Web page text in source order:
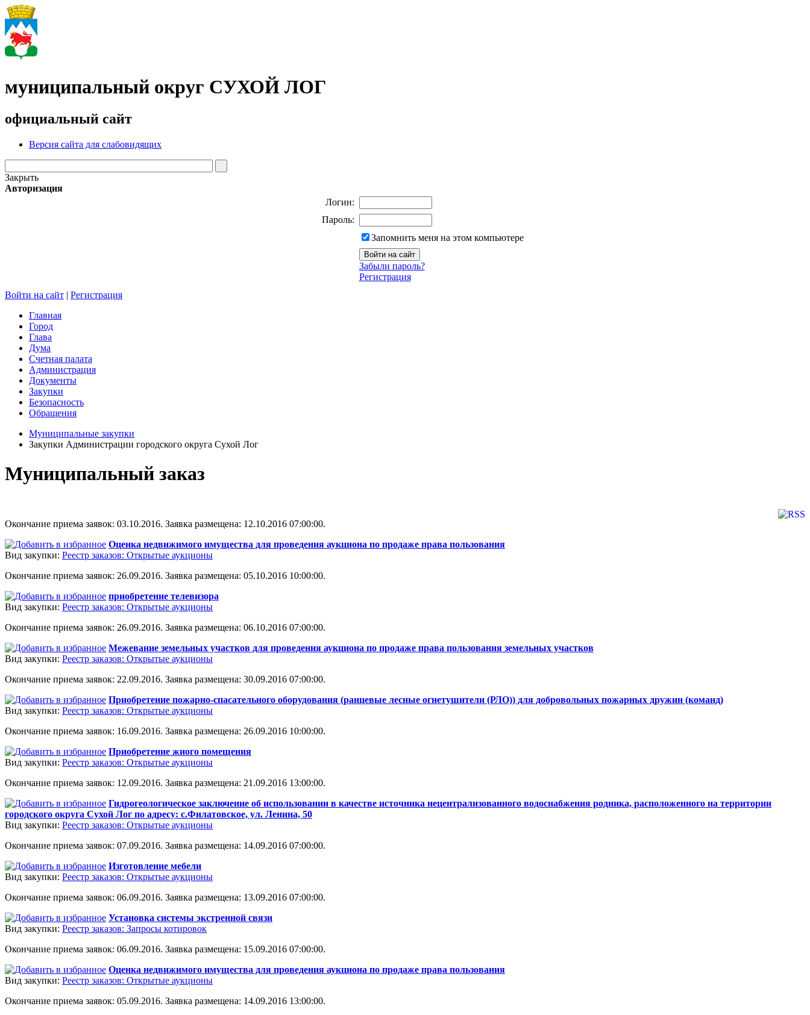
муниципальный округ СУХОЙ ЛОГ
официальный сайт
Версия сайта для слабовидящих
Закрыть
Авторизация
Логин:
Пароль:
Запомнить меня на этом компьютере
Забыли пароль?
Регистрация
Войти на сайт | Регистрация
Главная
Город
Глава
Дума
Счетная палата
Администрация
Документы
Закупки
Безопасность
Обращения
Муниципальные закупки
Закупки Администрации городского округа Сухой Лог
Муниципальный заказ
Окончание приема заявок: 03.10.2016. Заявка размещена: 12.10.2016 07:00:00.
Оценка недвижимого имущества для проведения аукциона по продаже права пользования
Вид закупки: Реестр заказов: Открытые аукционы
Окончание приема заявок: 26.09.2016. Заявка размещена: 05.10.2016 10:00:00.
приобретение телевизора
Вид закупки: Реестр заказов: Открытые аукционы
Окончание приема заявок: 26.09.2016. Заявка размещена: 06.10.2016 07:00:00.
Межевание земельных участков для проведения аукциона по продаже права пользования земельных участков
Вид закупки: Реестр заказов: Открытые аукционы
Окончание приема заявок: 22.09.2016. Заявка размещена: 30.09.2016 07:00:00.
Приобретение пожарно-спасательного оборудования (ранцевые лесные огнетушители (РЛО)) для добровольных пожарных дружин (команд)
Вид закупки: Реестр заказов: Открытые аукционы
Окончание приема заявок: 16.09.2016. Заявка размещена: 26.09.2016 10:00:00.
Приобретение жиого помещения
Вид закупки: Реестр заказов: Открытые аукционы
Окончание приема заявок: 12.09.2016. Заявка размещена: 21.09.2016 13:00:00.
Гидрогеологическое заключение об использовании в качестве источника нецентрализованного водоснабжения родника, расположенного на территории
городского округа Сухой Лог по адресу: с.Филатовское, ул. Ленина, 50
Вид закупки: Реестр заказов: Открытые аукционы
Окончание приема заявок: 07.09.2016. Заявка размещена: 14.09.2016 07:00:00.
Изготовление мебели
Вид закупки: Реестр заказов: Открытые аукционы
Окончание приема заявок: 06.09.2016. Заявка размещена: 13.09.2016 07:00:00.
Установка системы экстренной связи
Вид закупки: Реестр заказов: Запросы котировок
Окончание приема заявок: 06.09.2016. Заявка размещена: 15.09.2016 07:00:00.
Оценка недвижимого имущества для проведения аукциона по продаже права пользования
Вид закупки: Реестр заказов: Открытые аукционы
Окончание приема заявок: 05.09.2016. Заявка размещена: 14.09.2016 13:00:00.